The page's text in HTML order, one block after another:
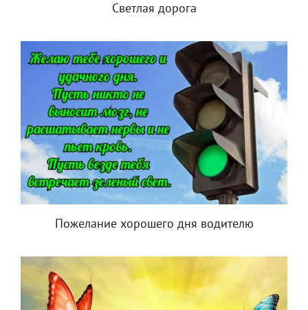
Светлая дорога
Пожелание хорошего дня водителю